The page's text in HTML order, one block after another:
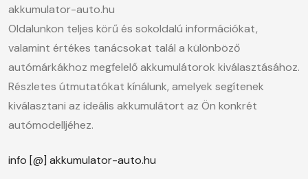
akkumulator-auto.hu
Oldalunkon teljes körű és sokoldalú információkat,
valamint értékes tanácsokat talál a különböző
autómárkákhoz megfelelő akkumulátorok kiválasztásához.
Részletes útmutatókat kínálunk, amelyek segítenek
kiválasztani az ideális akkumulátort az Ön konkrét
autómodelljéhez.
info [@] akkumulator-auto.hu